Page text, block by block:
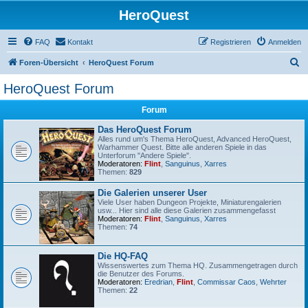
HeroQuest
FAQ Kontakt Anmelden
Registrieren
Foren-Übersicht HeroQuest Forum
HeroQuest Forum
Forum
Das HeroQuest Forum
Alles rund um's Thema HeroQuest, Advanced HeroQuest,
Warhammer Quest. Bitte alle anderen Spiele in das
Unterforum "Andere Spiele".
Moderatoren: Flint Sanguinus Xarres
Themen: 829
Die Galerien unserer User
Viele User haben Dungeon Projekte, Miniaturengalerien
usw... Hier sind alle diese Galerien zusammengefasst
Moderatoren: Flint Sanguinus Xarres
Themen: 74
Die HQ-FAQ
Wissenswertes zum Thema HQ. Zusammengetragen durch
die Benutzer des Forums.
Moderatoren: Eredrian Flint Commissar Caos Wehrter
Themen: 22